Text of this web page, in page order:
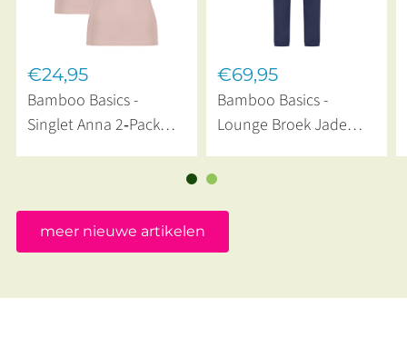
€24,95
Bamboo Basics -
Singlet Anna 2‑Pack
€69,95
Bamboo Basics -
Lounge Broek Jade
meer nieuwe artikelen